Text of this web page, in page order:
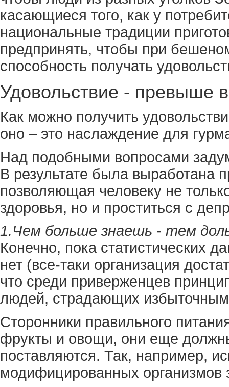
касающиеся того, как у
национальные традиции
предпринять, чтобы при
способность получать
Удовольствие - превыше
Как можно получить
оно – это наслаждение для
Над подобными вопросами
В результате была выработана
позволяющая человеку не
здоровья, но и проститься с
1.Чем больше знаешь - тем
Конечно, пока статистических
нет (все-таки организация
что среди приверженцев
людей, страдающих
Сторонники правильного
фрукты и овощи, они еще
поставляются. Так, например,
модифицированных организмов